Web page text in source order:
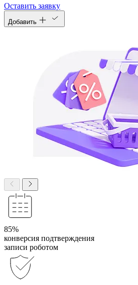
Оставить заявку
Добавить
85%
конверсия подтверждения
записи роботом